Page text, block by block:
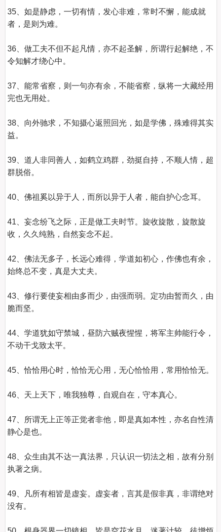
35、如是静虑，一切有情，发心非难，常时不懈，能成就
者，是则为难。
36、做工夫不但不起凡情，亦不起圣解，所谓行起解绝，不
令知解才绕心中。
37、能常省察，则一句亦有余，不能省察，纵将一大藏经用
完也无用处。
38、向外驰求，不知摄心返照回光，如是学佛，殊难得其实
益。
39、道人非同善人，如鹤立鸡群，劲挺自持，不顺人情，超
群脱俗。
40、佛祖奚以异于人，而所以异于人者，能自护心念耳。
41、妄念纷飞之际，正是做工夫时节。旋收旋散，旋散旋
收，久久纯熟，自然妄念不起。
42、佛法无多子，长远心难得，学道如初心，作佛也有余，
始终总不变，真是大丈夫。
43、修行要使妄相由多而少，由强而弱。定功由暂而久，由
脆而坚。
44、学道犹如守禁城，昼防六贼夜惺惺，将军主帅能行令，
不动干戈致太平。
45、恰恰用心时，恰恰无心用，无心恰恰用，常用恰恰无。
46、天上天下，唯我独尊，自观自在，守本真心。
47、所谓无上正等正觉者非他，即是真如本性，亦名自性清
静心是也。
48、众生由其不达一真法界，只认识一切法之相，故有分别
执著之病。
49、凡所有相皆是虚妄。虚妄者，言其是假非真，非谓绝对
没有。